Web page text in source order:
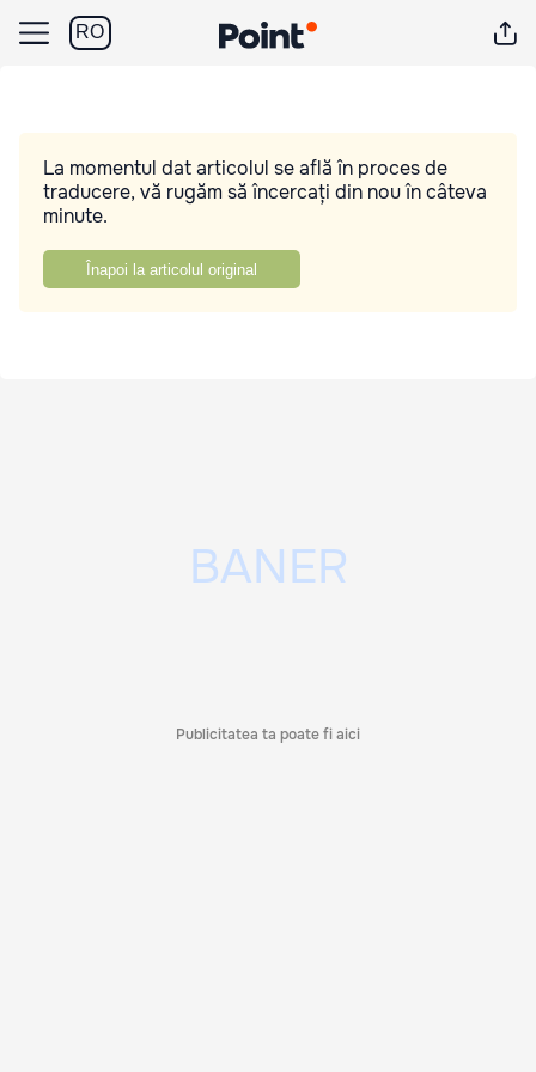
RO
La momentul dat articolul se află în proces de
traducere, vă rugăm să încercați din nou în câteva
minute.
Înapoi la articolul original
Publicitatea ta poate fi aici